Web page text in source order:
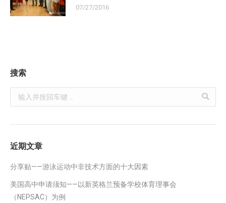
07/27/2016
搜索
Search:
近期文章
分享贴——游泳运动中非技术方面的十大因素
美国高中申请须知——以新英格兰预备学校体育理事会
（NEPSAC）为例